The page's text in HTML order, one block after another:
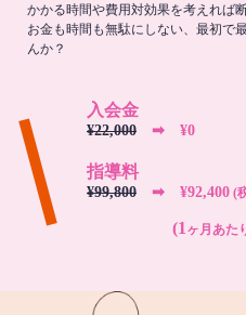
かかる時間や費用対効果を考えれば
お金も時間も無駄にしない、最初で
んか？
入会金
¥22,000 ➡︎ ¥0
指導料
¥99,800 ➡︎ ¥92,400 (
(1 ヶ月あた